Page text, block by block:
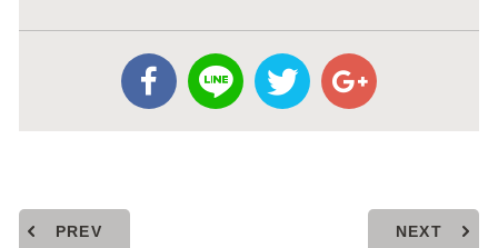
PREV NEXT